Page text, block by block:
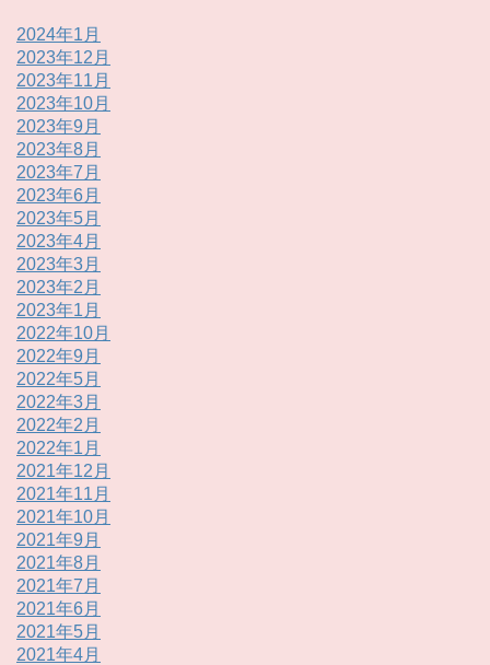
2024年1月
2023年12月
2023年11月
2023年10月
2023年9月
2023年8月
2023年7月
2023年6月
2023年5月
2023年4月
2023年3月
2023年2月
2023年1月
2022年10月
2022年9月
2022年5月
2022年3月
2022年2月
2022年1月
2021年12月
2021年11月
2021年10月
2021年9月
2021年8月
2021年7月
2021年6月
2021年5月
2021年4月